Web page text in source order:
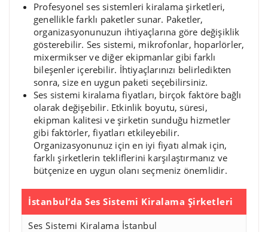
Profesyonel ses sistemleri kiralama şirketleri,
genellikle farklı paketler sunar. Paketler,
organizasyonunuzun ihtiyaçlarına göre değişiklik
gösterebilir. Ses sistemi, mikrofonlar, hoparlörler,
mixermikser ve diğer ekipmanlar gibi farklı
bileşenler içerebilir. İhtiyaçlarınızı belirledikten
sonra, size en uygun paketi seçebilirsiniz.
Ses sistemi kiralama fiyatları, birçok faktöre bağlı
olarak değişebilir. Etkinlik boyutu, süresi,
ekipman kalitesi ve şirketin sunduğu hizmetler
gibi faktörler, fiyatları etkileyebilir.
Organizasyonunuz için en iyi fiyatı almak için,
farklı şirketlerin tekliflerini karşılaştırmanız ve
bütçenize en uygun olanı seçmeniz önemlidir.
İstanbul’da Ses Sistemi Kiralama Şirketleri
Ses Sistemi Kiralama İstanbul